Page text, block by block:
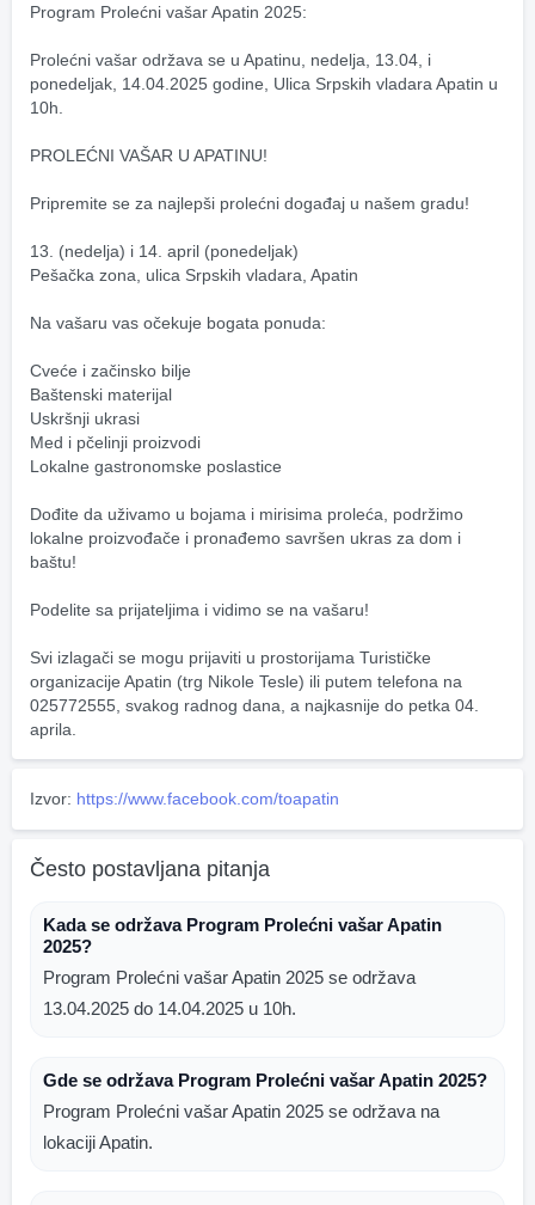
Program Prolećni vašar Apatin 2025:
Prolećni vašar održava se u Apatinu, nedelja, 13.04, i
ponedeljak, 14.04.2025 godine, Ulica Srpskih vladara Apatin u
10h.
PROLEĆNI VAŠAR U APATINU!
Pripremite se za najlepši prolećni događaj u našem gradu!
13. (nedelja) i 14. april (ponedeljak)
Pešačka zona, ulica Srpskih vladara, Apatin
Na vašaru vas očekuje bogata ponuda:
Cveće i začinsko bilje
Baštenski materijal
Uskršnji ukrasi
Med i pčelinji proizvodi
Lokalne gastronomske poslastice
Dođite da uživamo u bojama i mirisima proleća, podržimo
lokalne proizvođače i pronađemo savršen ukras za dom i
baštu!
Podelite sa prijateljima i vidimo se na vašaru!
Svi izlagači se mogu prijaviti u prostorijama Turističke
organizacije Apatin (trg Nikole Tesle) ili putem telefona na
025772555, svakog radnog dana, a najkasnije do petka 04.
aprila.
Izvor: https://www.facebook.com/toapatin
Često postavljana pitanja
Kada se održava Program Prolećni vašar Apatin
2025?
Program Prolećni vašar Apatin 2025 se održava
13.04.2025 do 14.04.2025 u 10h.
Gde se održava Program Prolećni vašar Apatin 2025?
Program Prolećni vašar Apatin 2025 se održava na
lokaciji Apatin.